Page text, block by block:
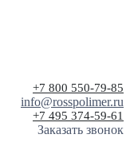
+7 800 550-79-85
info@rosspolimer.ru
+7 495 374-59-61
Заказать звонок